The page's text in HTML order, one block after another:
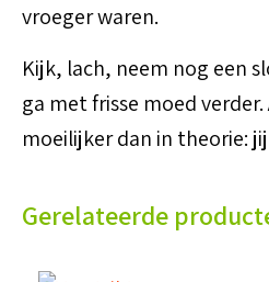
vroeger waren.
Kijk, lach, neem nog een
ga met frisse moed
moeilijker dan in theorie:
Gerelateerde